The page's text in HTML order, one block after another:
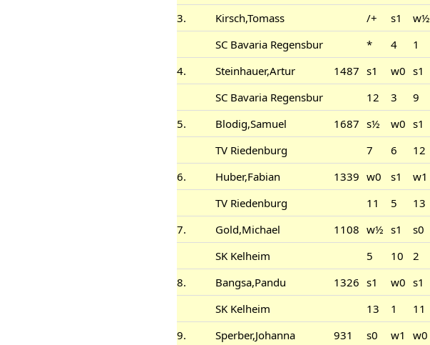
3.
Kirsch,Tomass /+ s1 w½
SC Bavaria Regensbur
* 4 1
4.
Steinhauer,Artur 1487 s1 w0 s1
SC Bavaria Regensbur
12 3 9
5.
Blodig,Samuel 1687 s½ w0 s1
TV Riedenburg
7 6 12
6.
Huber,Fabian 1339 w0 s1 w1
TV Riedenburg
11 5 13
7.
Gold,Michael 1108 w½ s1 s0
SK Kelheim
5 10 2
8.
Bangsa,Pandu 1326 s1 w0 s1
SK Kelheim
13 1 11
9.
Sperber,Johanna 931 s0 w1 w0